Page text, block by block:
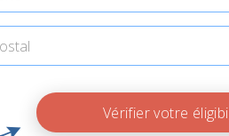
Vérifier votre